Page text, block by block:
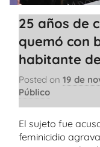
25 años de
quemó con
habitante
Posted on 19 de
Público
El sujeto fue
feminicidio